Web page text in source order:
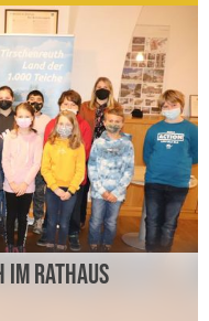
IM RATHAUS